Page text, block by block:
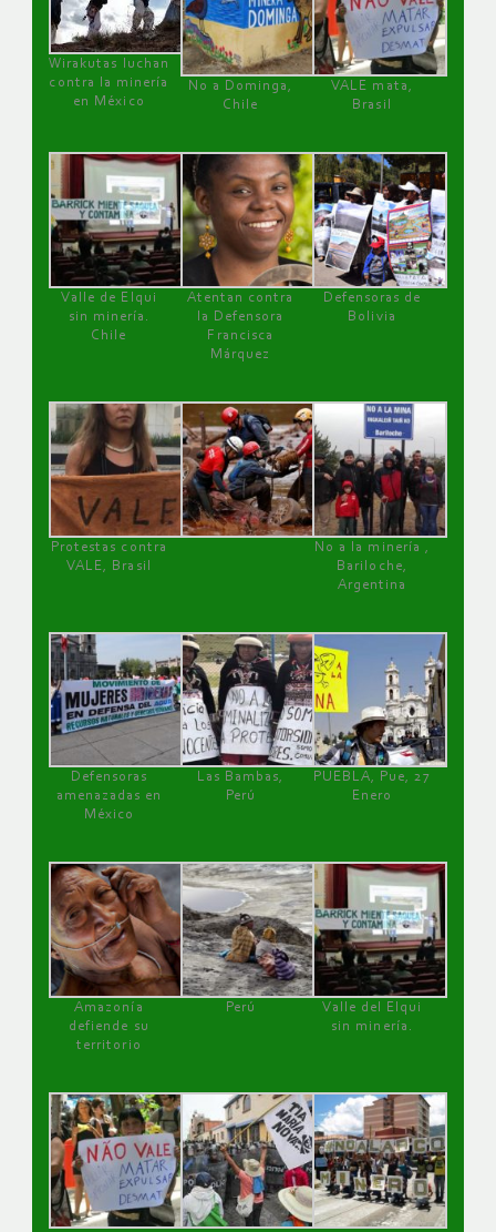
Wirakutas luchan
contra la minería
en México
No a Dominga,
Chile
VALE mata,
Brasil
Valle de Elqui
sin minería.
Chile
Atentan contra
la Defensora
Francisca
Márquez
Defensoras de
Bolivia
Protestas contra
VALE, Brasil
No a la minería ,
Bariloche,
Argentina
Defensoras
amenazadas en
México
Las Bambas,
Perú
PUEBLA, Pue, 27
Enero
Amazonía
defiende su
territorio
Perú
Valle del Elqui
sin minería.